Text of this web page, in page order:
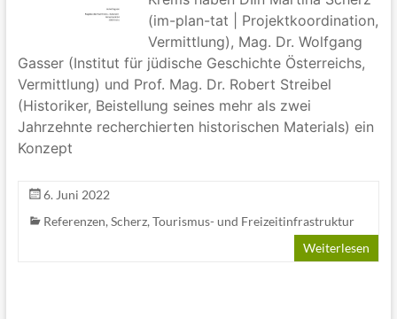
(im-plan-tat | Projektkoordination,
Vermittlung), Mag. Dr. Wolfgang
Gasser (Institut für jüdische Geschichte Österreichs,
Vermittlung) und Prof. Mag. Dr. Robert Streibel
(Historiker, Beistellung seines mehr als zwei
Jahrzehnte recherchierten historischen Materials) ein
Konzept
6. Juni 2022
Referenzen, Scherz, Tourismus- und Freizeitinfrastruktur
Weiterlesen